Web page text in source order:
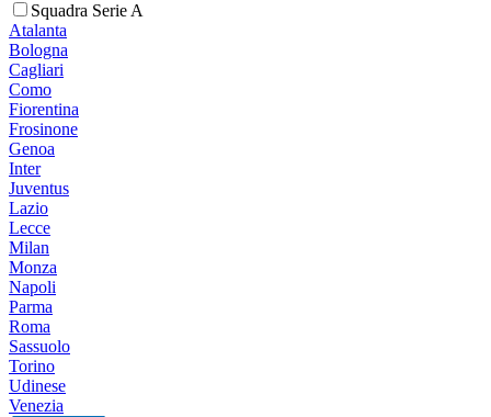
Squadra Serie A
Atalanta
Bologna
Cagliari
Como
Fiorentina
Frosinone
Genoa
Inter
Juventus
Lazio
Lecce
Milan
Monza
Napoli
Parma
Roma
Sassuolo
Torino
Udinese
Venezia